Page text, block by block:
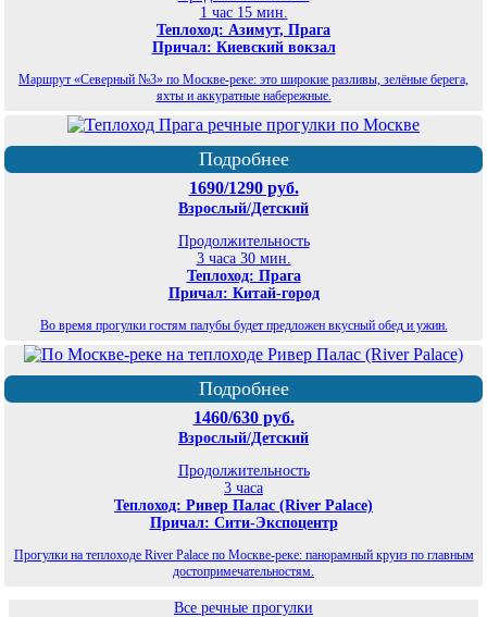
1 час 15 мин.
Теплоход: Азимут, Прага
Причал: Киевский вокзал
Маршрут «Северный №3» по Москве-реке: это широкие разливы, зелёные берега,
яхты и аккуратные набережные.
Подробнее
1690/1290 руб.
Взрослый/Детский
Продолжительность
3 часа 30 мин.
Теплоход: Прага
Причал: Китай-город
Во время прогулки гостям палубы будет предложен вкусный обед и ужин.
Подробнее
1460/630 руб.
Взрослый/Детский
Продолжительность
3 часа
Теплоход: Ривер Палас (River Palace)
Причал: Сити-Экспоцентр
Прогулки на теплоходе River Palace по Москве-реке: панорамный круиз по главным
достопримечательностям.
Все речные прогулки